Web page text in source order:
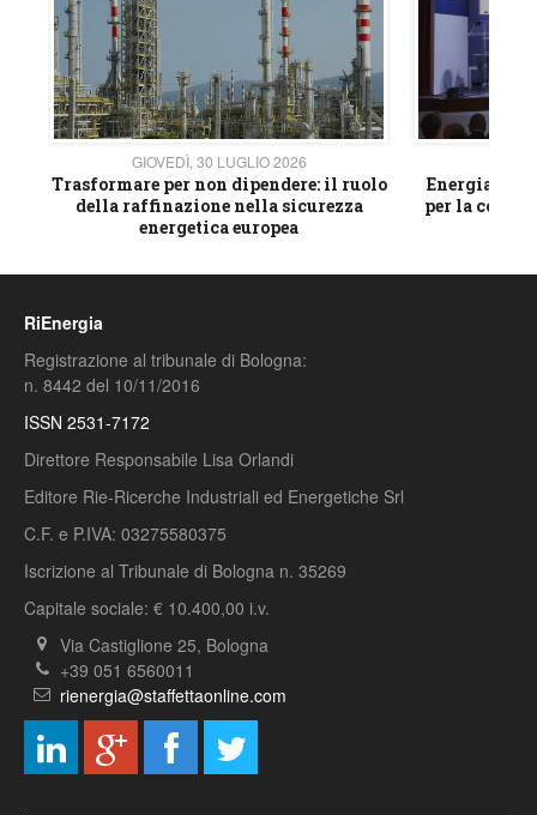
GIOVEDÌ, 30 LUGLIO 2026
Trasformare per non dipendere: il ruolo
della raffinazione nella sicurezza
energetica europea
Energia e
per la
RiEnergia
Registrazione al tribunale di Bologna:
n. 8442 del 10/11/2016
ISSN 2531-7172
Direttore Responsabile Lisa Orlandi
Editore Rie-Ricerche Industriali ed Energetiche Srl
C.F. e P.IVA: 03275580375
Iscrizione al Tribunale di Bologna n. 35269
Capitale sociale: € 10.400,00 i.v.
Via Castiglione 25, Bologna
+39 051 6560011
rienergia@staffettaonline.com